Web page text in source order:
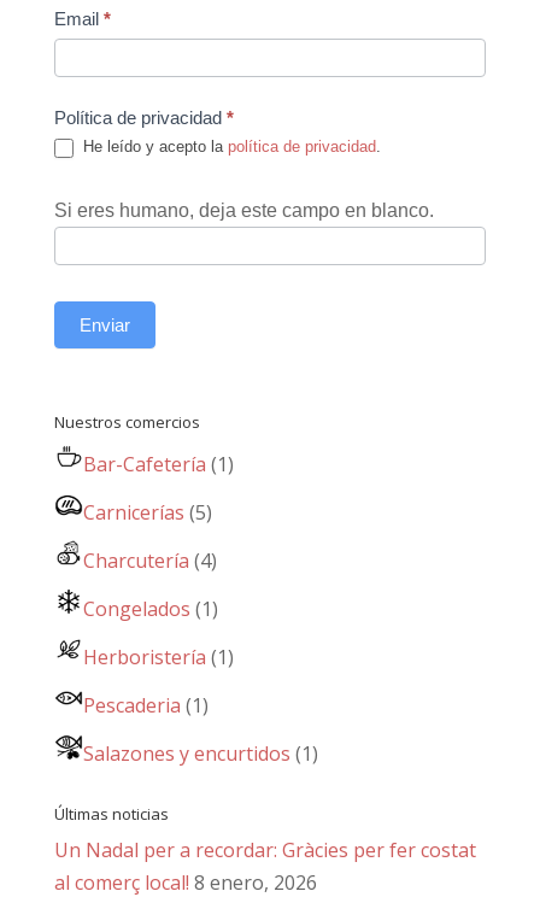
Email *
Política de privacidad *
He leído y acepto la política de privacidad
Si eres humano, deja este campo en blanco.
Enviar
Nuestros comercios
Bar-Cafetería (1)
Carnicerías (5)
Charcutería (4)
Congelados (1)
Herboristería (1)
Pescaderia (1)
Salazones y encurtidos (1)
Últimas noticias
Un Nadal per a recordar: Gràcies per fer costat
al comerç local! 8 enero, 2026